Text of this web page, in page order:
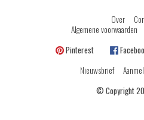
Over
Algemene voorwaarden
Pinterest
Nieuwsbrief
© Copyright